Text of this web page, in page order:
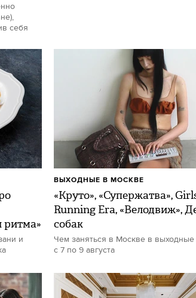
себя
ритма»
и
«Круто», «Супержатва»,
Running Era, «Велодвиж»,
собак
Чем заняться в Москве в выходные
с 7 по 9 августа
ВЫХОДНЫЕ В МОСКВЕ